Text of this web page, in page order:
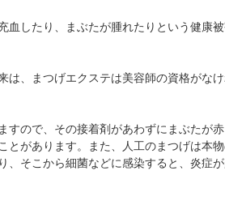
血したり、まぶたが腫れたりという健康
、まつげエクステは美容師の資格がな
ので、その接着剤があわずにまぶたが
とがあります。また、人工のまつげは本
そこから細菌などに感染すると、炎症が